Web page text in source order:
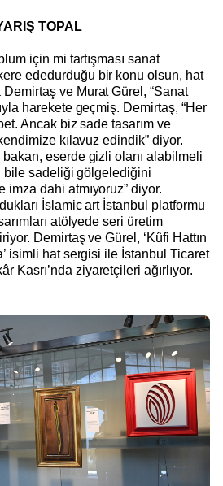
TOPAL
için mi tartışması sanat
ededurduğu bir konu olsun, hat
Demirtaş ve Murat Gürel, “Sanat
harekete geçmiş. Demirtaş, “Her
Ancak biz sade tasarım ve
kılavuz edindik” diyor.
eserde gizli olanı alabilmeli
bile sadeliği gölgelediğini
dahi atmıyoruz” diyor.
İslamic art İstanbul platformu
atölyede seri üretim
Demirtaş ve Gürel, ‘Kûfi Hattın
isimli hat sergisi ile İstanbul Ticaret
Kasrı’nda ziyaretçileri ağırlıyor.